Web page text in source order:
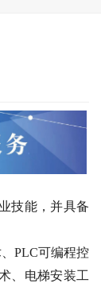
技能，并具备
PLC可编程控
、电梯安装工